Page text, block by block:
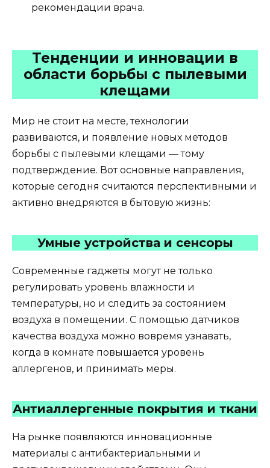
рекомендации врача.
Тенденции и инновации в
области борьбы с пылевыми
клещами
Мир не стоит на месте, технологии
развиваются, и появление новых методов
борьбы с пылевыми клещами — тому
подтверждение. Вот основные направления,
которые сегодня считаются перспективными и
активно внедряются в бытовую жизнь:
Умные устройства и сенсоры
Современные гаджеты могут не только
регулировать уровень влажности и
температуры, но и следить за состоянием
воздуха в помещении. С помощью датчиков
качества воздуха можно вовремя узнавать,
когда в комнате повышается уровень
аллергенов, и принимать меры.
Антиаллергенные покрытия и ткани
На рынке появляются инновационные
материалы с антибактериальными и